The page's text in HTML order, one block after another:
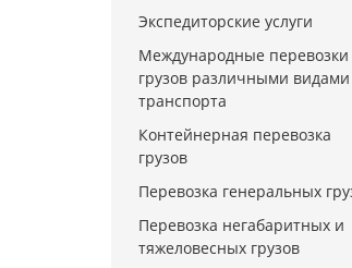
Экспедиторские услуги
Международные перевозки
грузов различными видами
транспорта
Контейнерная перевозка
грузов
Перевозка генеральных
Перевозка негабаритных и
тяжеловесных грузов